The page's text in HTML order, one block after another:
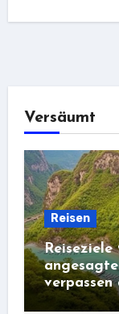
Versäumt
Reisen
Reiseziele